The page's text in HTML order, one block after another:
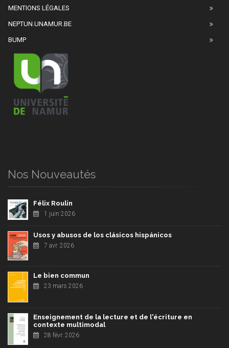
MENTIONS LÉGALES
NEPTUN.UNAMUR.BE
BUMP
Nos Nouveautés
Félix Roulin
1 juin 2026
Usos y abusos de los clásicos hispánicos
7 avr. 2026
Le bien commun
23 mars 2026
Enseignement de la lecture et de l'écriture en
contexte multimodal
28 févr. 2026